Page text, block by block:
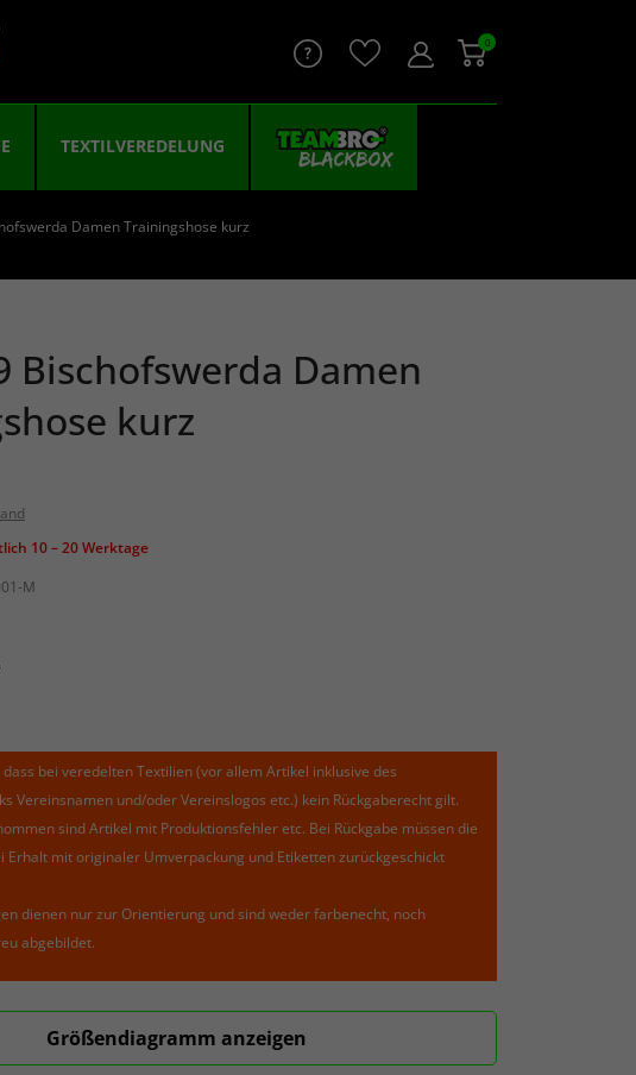
0
TEXTILVEREDELUNG
Damen Trainingshose kurz
Bischofswerda Damen
kurz
10 – 20 Werktage
M
bei veredelten Textilien (vor allem Artikel inklusive des
Vereinsnamen und/oder Vereinslogos etc.) kein Rückgaberecht gilt.
sind Artikel mit Produktionsfehler etc. Bei Rückgabe müssen die
Erhalt mit originaler Umverpackung und Etiketten zurückgeschickt
dienen nur zur Orientierung und sind weder farbenecht, noch
abgebildet.
Größendiagramm anzeigen